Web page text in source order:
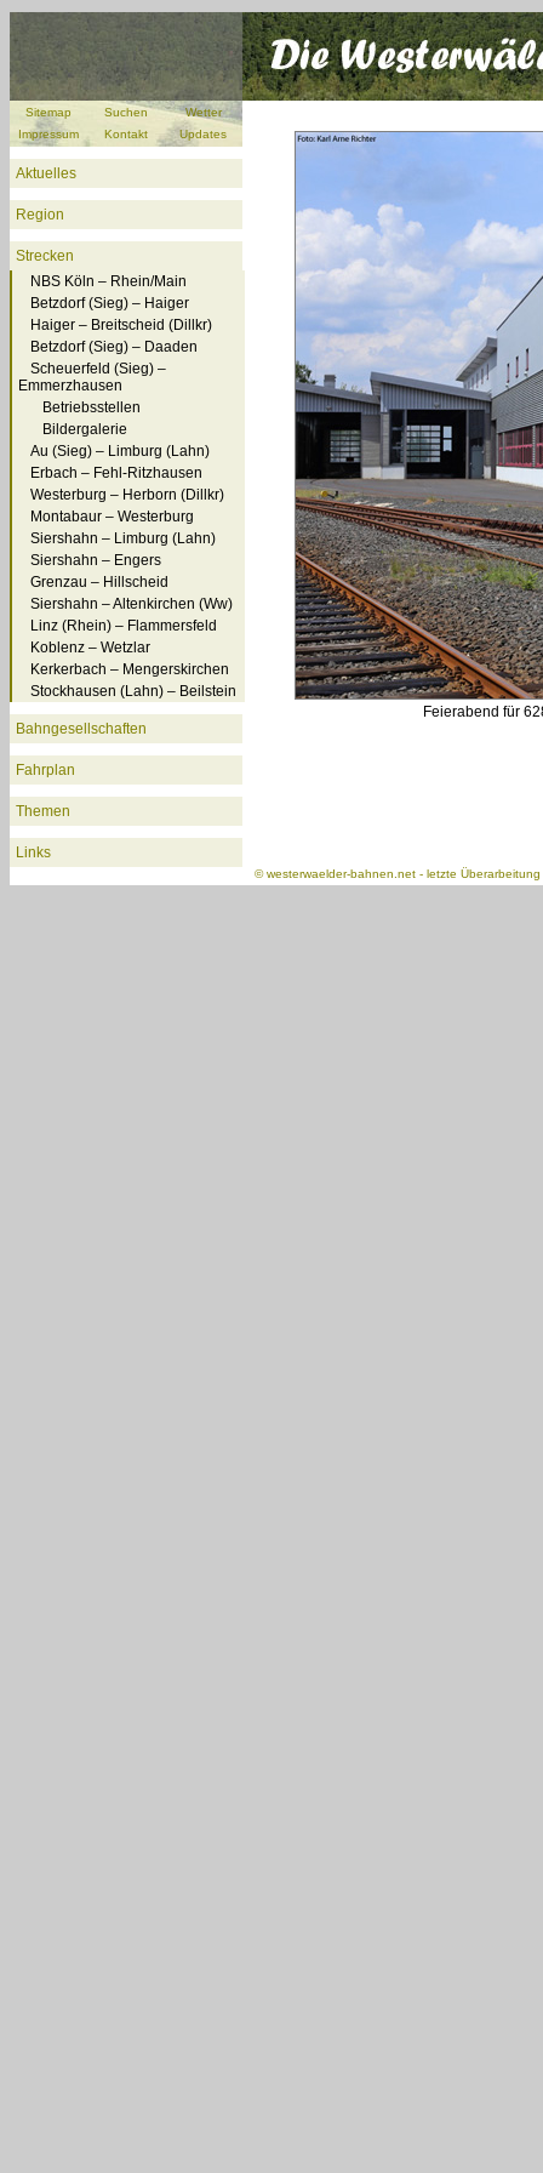
Sitemap Suchen
Wetter
Impressum
Kontakt Updates
Aktuelles
Region
Strecken
NBS Köln – Rhein/Main
Betzdorf (Sieg) – Haiger
Haiger – Breitscheid (Dillkr)
Betzdorf (Sieg) – Daaden
Scheuerfeld (Sieg) –
Emmerzhausen
Betriebsstellen
Bildergalerie
Au (Sieg) – Limburg (Lahn)
Erbach – Fehl-Ritzhausen
Westerburg – Herborn (Dillkr)
Montabaur – Westerburg
Siershahn – Limburg (Lahn)
Siershahn – Engers
Grenzau – Hillscheid
Siershahn – Altenkirchen (Ww)
Linz (Rhein) – Flammersfeld
Koblenz – Wetzlar
Kerkerbach – Mengerskirchen
Stockhausen (Lahn) – Beilstein
Bahngesellschaften
Fahrplan
Themen
Links
Feierabend für
©westerwaelder-bahnen.net - letzte